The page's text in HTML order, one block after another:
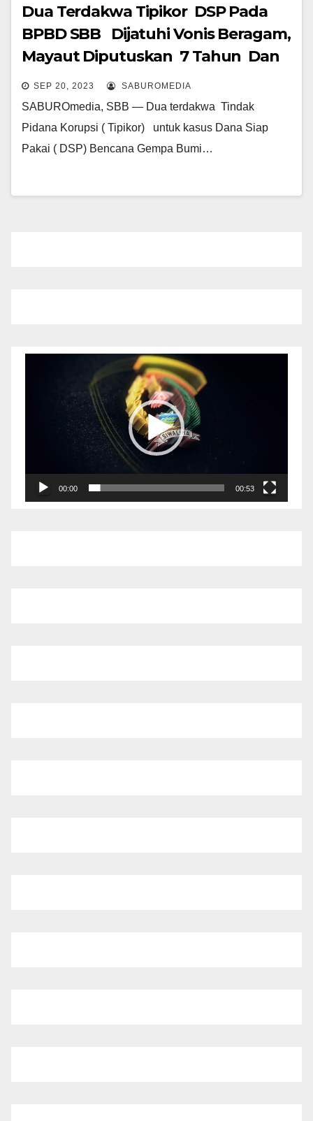
Dua Terdakwa Tipikor DSP Pada
BPBD SBB Dijatuhi Vonis Beragam,
Mayaut Diputuskan 7 Tahun Dan
Tulapessy 6 Tahun Penjara
SEP 20, 2023 SABUROMEDIA
SABUROmedia, SBB — Dua terdakwa Tindak
Pidana Korupsi ( Tipikor) untuk kasus Dana Siap
Pakai ( DSP) Bencana Gempa Bumi…
00:00 00:53